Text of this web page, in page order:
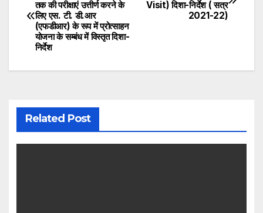
navigation
Visit) दिशा-निर्देश ( सत्र
2021-22)
तक की परीक्षाएं उत्तीर्ण करने के
लिए एस. टी. डी.आर
(एफडीआर) के रूप में प्रोत्साहन
योजना के सम्बंध में विस्तृत दिशा-
निर्देश
Related Post